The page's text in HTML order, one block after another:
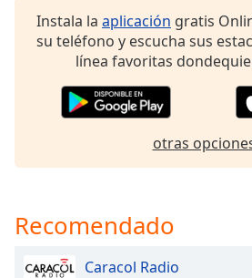
dialog
window.
Escape
window.
Text
Color
Instala la aplicación gratis
su teléfono y escucha sus
línea favoritas
otras
Recomendado
Caracol Radio